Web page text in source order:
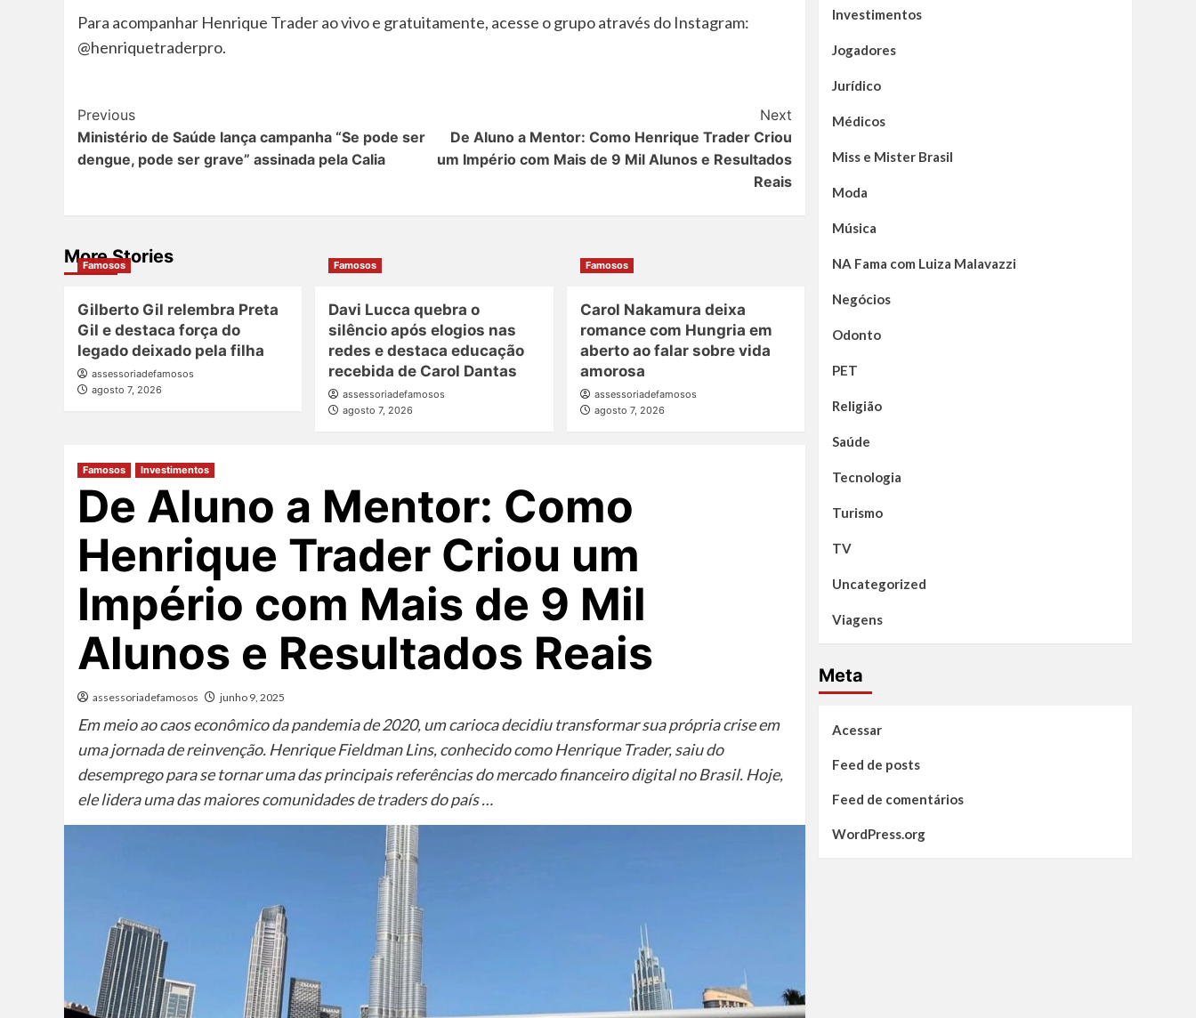
Para acompanhar Henrique Trader ao vivo e gratuitamente, acesse o grupo através do Instagram:
@henriquetraderpro.
Post
Navigation
Previous
Ministério de Saúde lança campanha “Se pode ser
dengue, pode ser grave” assinada pela Calia
Next
De Aluno a Mentor: Como Henrique Trader Criou
um Império com Mais de 9 Mil Alunos e Resultados
Reais
More Stories
Famosos
Gilberto Gil relembra Preta
Gil e destaca força do
legado deixado pela filha
assessoriadefamosos
agosto 7, 2026
Famosos
Davi Lucca quebra o
silêncio após elogios nas
redes e destaca educação
recebida de Carol Dantas
assessoriadefamosos
agosto 7, 2026
Famosos
Carol Nakamura deixa
romance com Hungria em
aberto ao falar sobre vida
amorosa
assessoriadefamosos
agosto 7, 2026
Famosos Investimentos
De Aluno a Mentor: Como
Henrique Trader Criou um
Império com Mais de 9 Mil
Alunos e Resultados Reais
assessoriadefamosos junho 9, 2025
Em meio ao caos econômico da pandemia de 2020, um carioca decidiu transformar sua própria crise em
uma jornada de reinvenção. Henrique Fieldman Lins, conhecido como Henrique Trader, saiu do
desemprego para se tornar uma das principais referências do mercado financeiro digital no Brasil. Hoje,
ele lidera uma das maiores comunidades de traders do país …
Investimentos
Jogadores
Jurídico
Médicos
Miss e Mister Brasil
Moda
Música
NA Fama com Luiza Malavazzi
Negócios
Odonto
PET
Religião
Saúde
Tecnologia
Turismo
TV
Uncategorized
Viagens
Meta
Acessar
Feed de posts
Feed de comentários
WordPress.org